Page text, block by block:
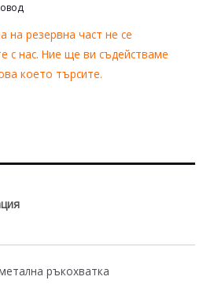
на резервна част не се
с нас. Ние ще ви съдействаме
което търсите.
ръкохватка